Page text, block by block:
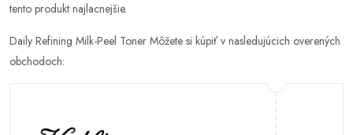
tento produkt najlacnejšie.
Daily Refining Milk-Peel Toner Môžete si kúpiť v nasledujúcich overených
obchodoch: